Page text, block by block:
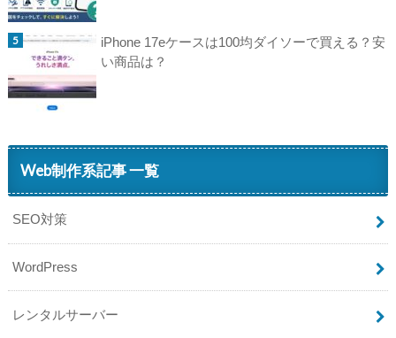
iPhone 17eケースは100均ダイソーで買える？安
い商品は？
Web制作系記事 一覧
SEO対策
WordPress
レンタルサーバー